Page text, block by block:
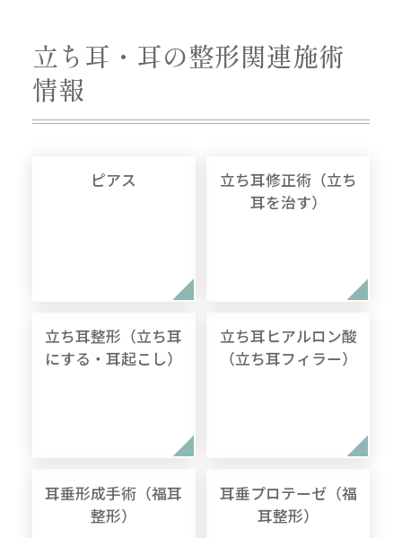
立ち耳・耳の整形関連施術
情報
ピアス
立ち耳修正術（立ち
耳を治す）
立ち耳整形（立ち耳
にする・耳起こし）
立ち耳ヒアルロン酸
（立ち耳フィラー）
耳垂形成手術（福耳
整形）
耳垂プロテーゼ（福
耳整形）